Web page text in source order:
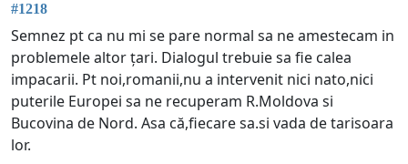
#1218
Semnez pt ca nu mi se pare normal sa ne amestecam in
problemele altor țari. Dialogul trebuie sa fie calea
impacarii. Pt noi,romanii,nu a intervenit nici nato,nici
puterile Europei sa ne recuperam R.Moldova si
Bucovina de Nord. Asa că,fiecare sa.si vada de tarisoara
lor.